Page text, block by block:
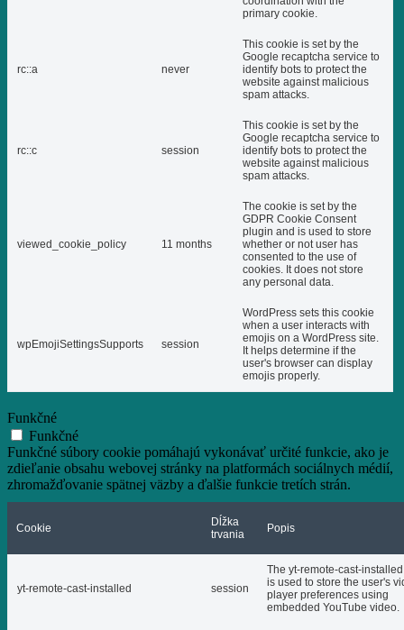
primary cookie.
rc::a never
This cookie is set by the
Google recaptcha service to
identify bots to protect the
website against malicious
spam attacks.
rc::c session
This cookie is set by the
Google recaptcha service to
identify bots to protect the
website against malicious
spam attacks.
viewed_cookie_policy 11 months
The cookie is set by the
GDPR Cookie Consent
plugin and is used to store
whether or not user has
consented to the use of
cookies. It does not store
any personal data.
wpEmojiSettingsSupports session
WordPress sets this cookie
when a user interacts with
emojis on a WordPress site.
It helps determine if the
user's browser can display
emojis properly.
Funkčné
Funkčné
Funkčné súbory cookie pomáhajú vykonávať určité funkcie, ako je
zdieľanie obsahu webovej stránky na platformách sociálnych médií,
zhromažďovanie spätnej väzby a ďalšie funkcie tretích strán.
Cookie
Dĺžka
trvania
Popis
yt-remote-cast-installed session
The yt-remote-cast-
is used to store the user's
player preferences using
embedded YouTube video.